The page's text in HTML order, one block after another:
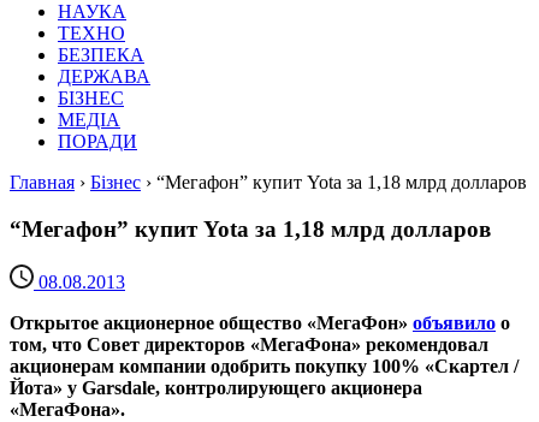
НАУКА
ТЕХНО
БЕЗПЕКА
ДЕРЖАВА
БІЗНЕС
МЕДІА
ПОРАДИ
Главная › Бізнес › “Мегафон” купит Yota за 1,18 млрд долларов
“Мегафон” купит Yota за 1,18 млрд долларов
08.08.2013
Открытое акционерное общество «МегаФон» объявило о
том, что Совет директоров «МегаФона» рекомендовал
акционерам компании одобрить покупку 100% «Скартел /
Йота» у Garsdale, контролирующего акционера
«МегаФона».